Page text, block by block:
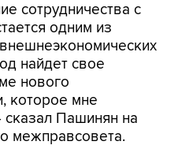
сотрудничества с
одним из
найдет свое
нового
которое мне
сказал Пашинян на
межправсовета.